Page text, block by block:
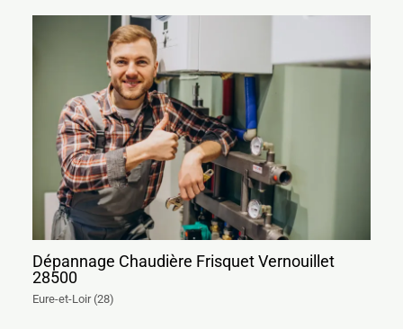
Dépannage Chaudière Frisquet Vernouillet
28500
Eure-et-Loir (28)